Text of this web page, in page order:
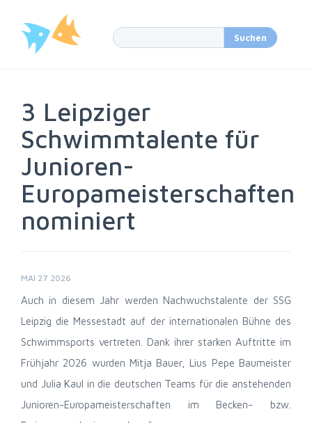
3 Leipziger
Schwimmtalente für
Junioren-
Europameisterschaften
nominiert
MAI 27 2026
Auch in diesem Jahr werden Nachwuchstalente der SSG
Leipzig die Messestadt auf der internationalen Bühne des
Schwimmsports vertreten. Dank ihrer starken Auftritte im
Frühjahr 2026 wurden Mitja Bauer, Lius Pepe Baumeister
und Julia Kaul in die deutschen Teams für die anstehenden
Junioren-Europameisterschaften im Becken- bzw.